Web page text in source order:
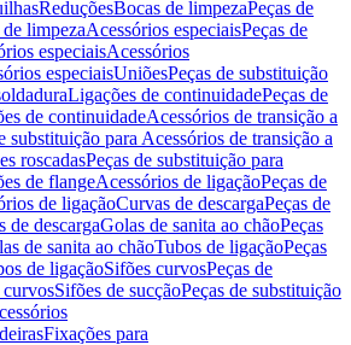
ReduçõesBocas de limpezaPeças de
limpezaAcessórios especiaisPeças de
especiaisAcessórios
especiaisUniõesPeças de substituição
Ligações de continuidadePeças de
de continuidadeAcessórios de transição a
substituição para Acessórios de transição a
roscadasPeças de substituição para
de flangeAcessórios de ligaçãoPeças de
de ligaçãoCurvas de descargaPeças de
de descargaGolas de sanita ao chãoPeças
de sanita ao chãoTubos de ligaçãoPeças
de ligaçãoSifões curvosPeças de
curvosSifões de sucçãoPeças de substituição
Fixações para